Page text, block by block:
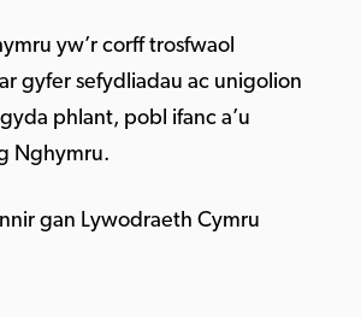
yw’r corff trosfwaol
gyfer sefydliadau ac unigolion
phlant, pobl ifanc a’u
Nghymru.
gan Lywodraeth Cymru